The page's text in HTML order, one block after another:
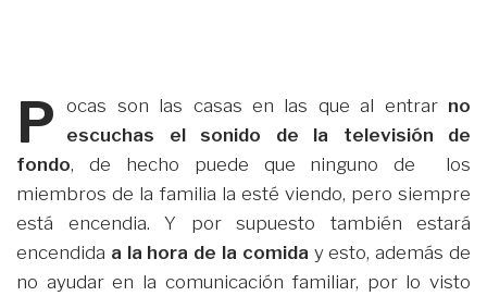
P ocas son las casas en las que al entrar no
escuchas el sonido de la televisión de
fondo, de hecho puede que ninguno de los
miembros de la familia la esté viendo, pero siempre
está encendia. Y por supuesto también estará
encendida a la hora de la comida y esto, además de
no ayudar en la comunicación familiar, por lo visto